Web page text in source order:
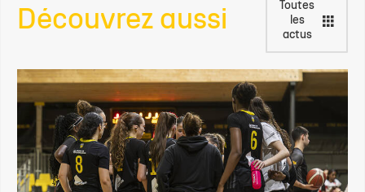
Découvrez aussi
Toutes
les
actus